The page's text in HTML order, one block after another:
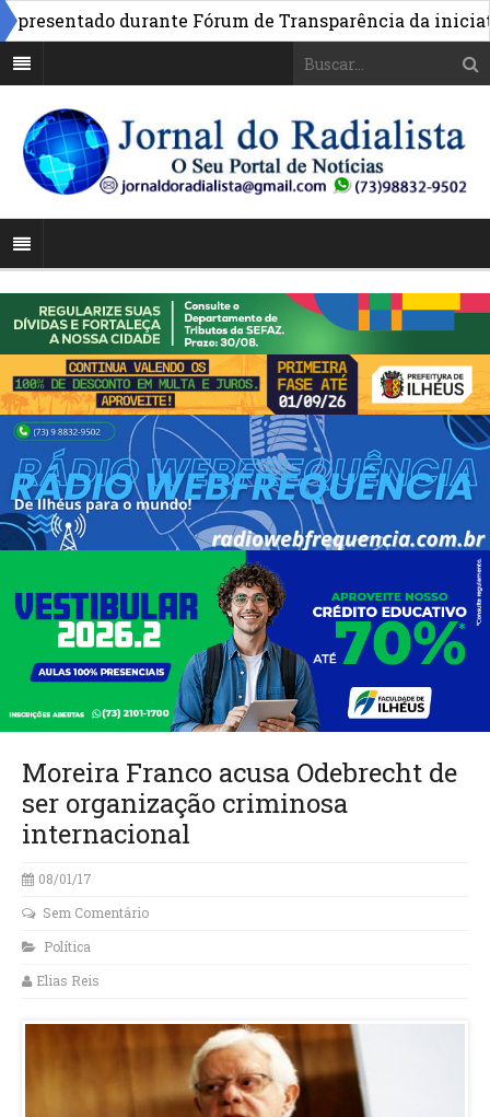
durante Fórum de Transparência da iniciativa
Moreira Franco acusa Odebrecht de
ser organização criminosa
internacional
08/01/17
Sem Comentário
Política
Elias Reis